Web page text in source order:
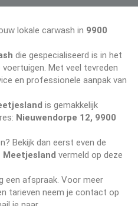
lokale carwash in 9900
die gespecialiseerd is in het
Met veel tevreden
en professionele aanpak van
is gemakkelijk
Nieuwendorpe 12, 9900
Bekijk dan eerst even de
Meetjesland vermeld op deze
een afspraak. Voor meer
tarieven neem je contact op